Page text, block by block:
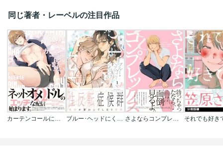
同じ著者・レーベルの注目作品
カーテンコールにはまだ早い ブルー･ヘッドにくちづけ【コミックス版】 さよならコンプレックス